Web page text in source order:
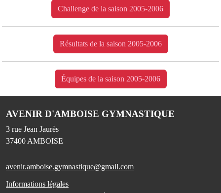
Challenge de la saison 2005-2006
Résultats de la saison 2005-2006
Équipes de la saison 2005-2006
AVENIR D'AMBOISE GYMNASTIQUE
3 rue Jean Jaurès
37400 AMBOISE
avenir.amboise.gymnastique@gmail.com
Informations légales